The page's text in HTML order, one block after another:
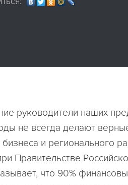
руководители наших
не всегда делают
и регионального
Правительстве
что 90%